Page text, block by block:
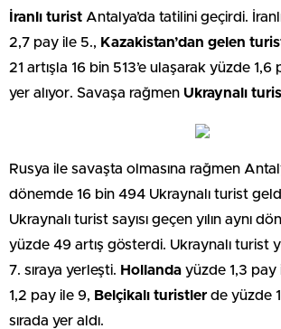
İranlı turist Antalya’da tatilini geçirdi.
2,7 pay ile 5., Kazakistan’dan gelen
21 artışla 16 bin 513’e ulaşarak yüzde 1,6
yer alıyor. Savaşa rağmen Ukraynalı
Rusya ile savaşta olmasına rağmen
dönemde 16 bin 494 Ukraynalı turist
Ukraynalı turist sayısı geçen yılın aynı
yüzde 49 artış gösterdi. Ukraynalı turist
7. sıraya yerleşti. Hollanda yüzde 1,3 pay
1,2 pay ile 9, Belçikalı turistler de yüzde
sırada yer aldı.